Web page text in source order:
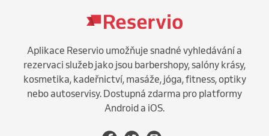
Aplikace Reservio umožňuje snadné vyhledávání a
rezervaci služeb jako jsou barbershopy, salóny krásy,
kosmetika, kadeřnictví, masáže, jóga, fitness, optiky
nebo autoservisy. Dostupná zdarma pro platformy
Android a iOS.